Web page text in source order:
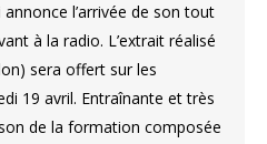
l’arrivée de son tout
à la radio. L’extrait réalisé
sera offert sur les
19 avril. Entraînante et très
de la formation composée